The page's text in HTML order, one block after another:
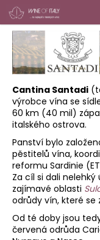
Přejít
na
obsah
Cantina Santadi
výrobce vína se
60 km (40 mil)
italského ostrova.
Panství bylo
pěstitelů vína,
reformu Sardinie
Za cíl si dali nelehký
zajímavé oblasti
odrůdy vín, které
Od té doby jsou
červená odrůda
K
o Zpět
Zpět
C
o
p
o
t
ř
e
b
u
j
e